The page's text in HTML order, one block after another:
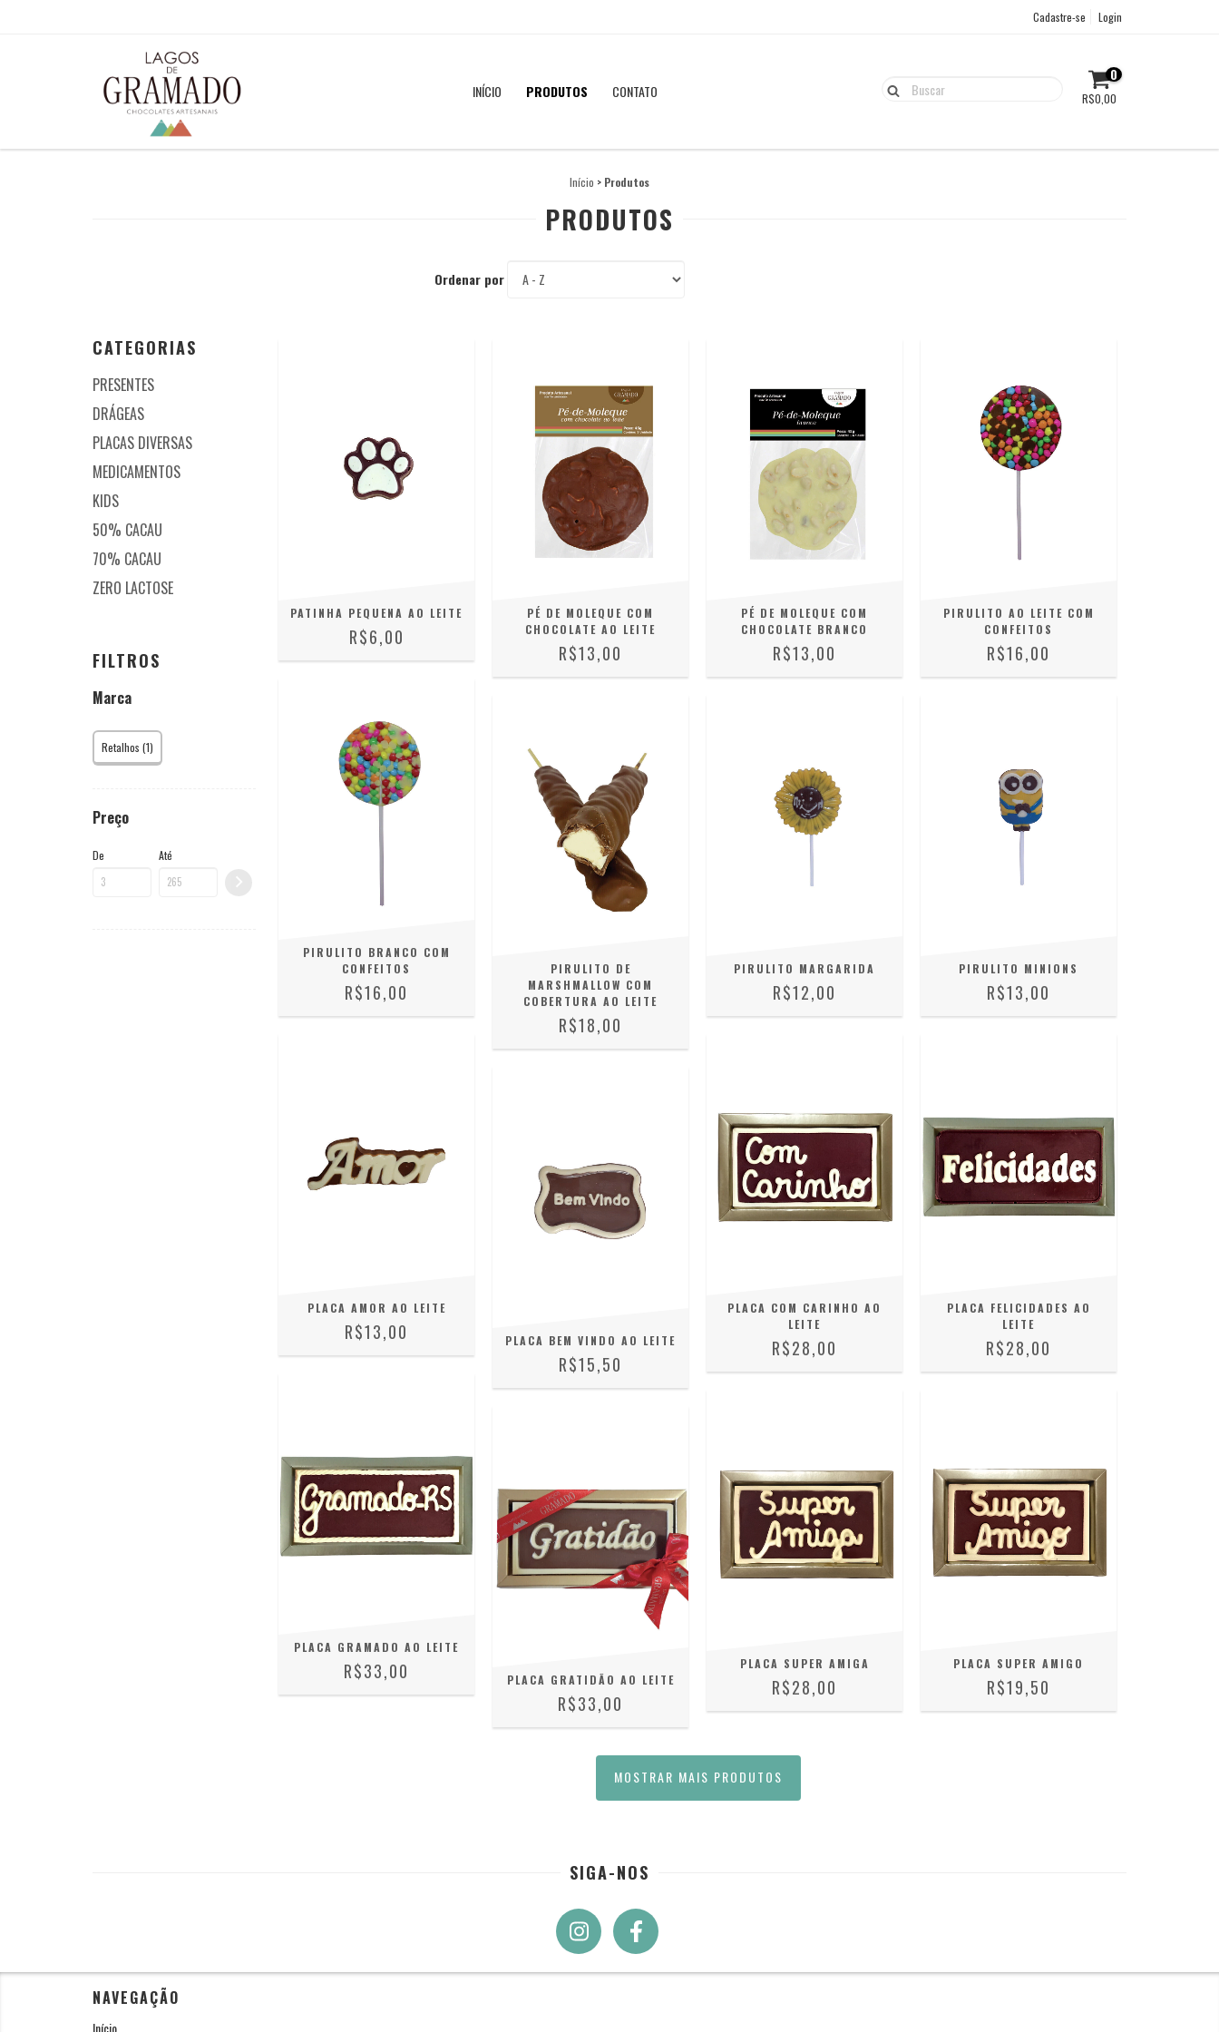
Cadastre-se Login
INÍCIO PRODUTOS CONTATO
0
R$0,00
Início > Produtos
PRODUTOS
Ordenar por
CATEGORIAS
PRESENTES
DRÁGEAS
PLACAS DIVERSAS
MEDICAMENTOS
KIDS
50% CACAU
70% CACAU
ZERO LACTOSE
FILTROS
Marca
Retalhos (1)
Preço
De Até
PATINHA PEQUENA AO LEITE
R$6,00
PÉ DE MOLEQUE COM
CHOCOLATE AO LEITE
R$13,00
PÉ DE MOLEQUE COM
CHOCOLATE BRANCO
R$13,00
PIRULITO AO LEITE COM
CONFEITOS
R$16,00
PIRULITO BRANCO COM
CONFEITOS
R$16,00
PIRULITO DE
MARSHMALLOW COM
COBERTURA AO LEITE
R$18,00
PIRULITO MARGARIDA
R$12,00
PIRULITO MINIONS
R$13,00
PLACA AMOR AO LEITE
R$13,00 PLACA BEM VINDO AO LEITE
R$15,50
PLACA COM CARINHO AO
LEITE
R$28,00
PLACA FELICIDADES AO
LEITE
R$28,00
PLACA GRAMADO AO LEITE
R$33,00 PLACA GRATIDÃO AO LEITE
R$33,00
PLACA SUPER AMIGA
R$28,00
PLACA SUPER AMIGO
R$19,50
MOSTRAR MAIS PRODUTOS
SIGA-NOS
NAVEGAÇÃO
Início